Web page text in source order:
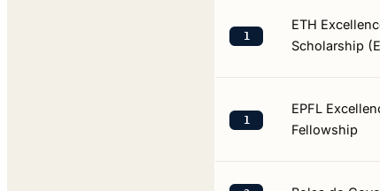
1
ETH
Scholarship
1
EPFL
Fellowship